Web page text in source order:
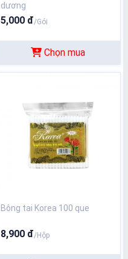
dương
5,000 đ/Gói
Chọn mua
Bông tai Korea 100 que
8,900 đ/Hộp